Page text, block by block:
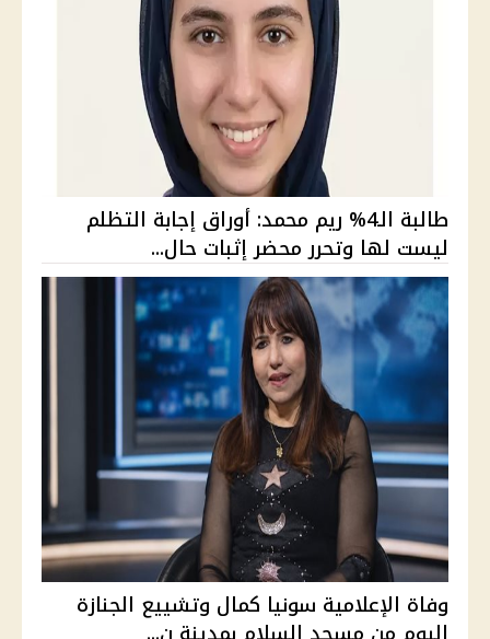
طالبة الـ4% ريم محمد: أوراق إجابة التظلم
ليست لها وتحرر محضر إثبات حال...
وفاة الإعلامية سونيا كمال وتشييع الجنازة